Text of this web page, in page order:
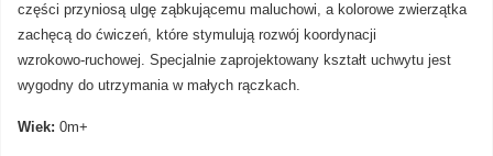
części przyniosą ulgę ząbkującemu maluchowi, a kolorowe zwierzątka
zachęcą do ćwiczeń, które stymulują rozwój koordynacji
wzrokowo-ruchowej. Specjalnie zaprojektowany kształt uchwytu jest
wygodny do utrzymania w małych rączkach.
Wiek: 0m+